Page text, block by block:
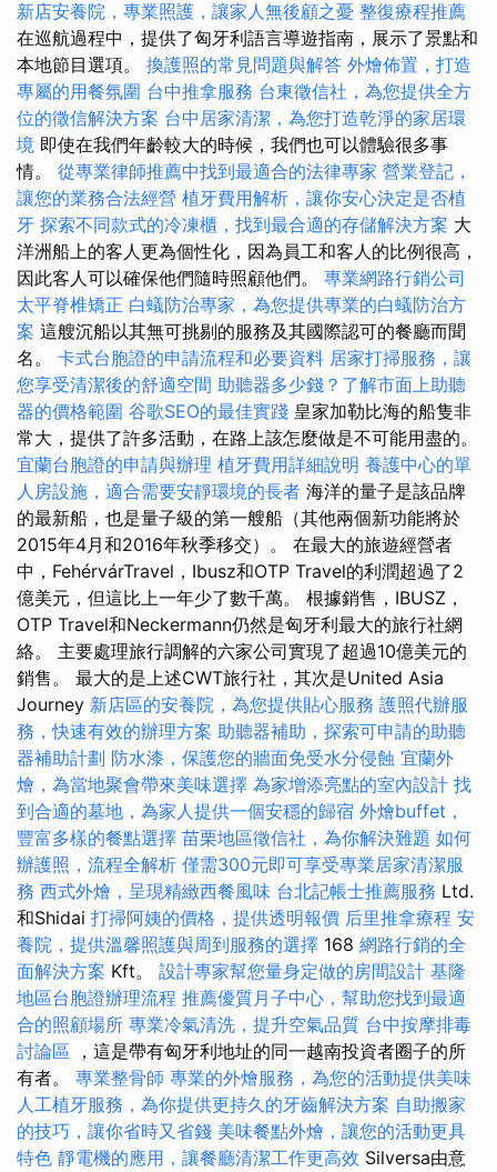
新店安養院，專業照護，讓家人無後顧之憂 整復療程推薦
在巡航過程中，提供了匈牙利語言導遊指南，展示了景點和
本地節目選項。 換護照的常見問題與解答 外燴佈置，打造
專屬的用餐氛圍 台中推拿服務 台東徵信社，為您提供全方
位的徵信解決方案 台中居家清潔，為您打造乾淨的家居環
境 即使在我們年齡較大的時候，我們也可以體驗很多事
情。 從專業律師推薦中找到最適合的法律專家 營業登記，
讓您的業務合法經營 植牙費用解析，讓你安心決定是否植
牙 探索不同款式的冷凍櫃，找到最合適的存儲解決方案 大
洋洲船上的客人更為個性化，因為員工和客人的比例很高，
因此客人可以確保他們隨時照顧他們。 專業網路行銷公司
太平脊椎矯正 白蟻防治專家，為您提供專業的白蟻防治方
案 這艘沉船以其無可挑剔的服務及其國際認可的餐廳而聞
名。 卡式台胞證的申請流程和必要資料 居家打掃服務，讓
您享受清潔後的舒適空間 助聽器多少錢？了解市面上助聽
器的價格範圍 谷歌SEO的最佳實踐 皇家加勒比海的船隻非
常大，提供了許多活動，在路上該怎麼做是不可能用盡的。
宜蘭台胞證的申請與辦理 植牙費用詳細說明 養護中心的單
人房設施，適合需要安靜環境的長者 海洋的量子是該品牌
的最新船，也是量子級的第一艘船（其他兩個新功能將於
2015年4月和2016年秋季移交）。 在最大的旅遊經營者
中，FehérvárTravel，Ibusz和OTP Travel的利潤超過了2
億美元，但這比上一年少了數千萬。 根據銷售，IBUSZ，
OTP Travel和Neckermann仍然是匈牙利最大的旅行社網
絡。 主要處理旅行調解的六家公司實現了超過10億美元的
銷售。 最大的是上述CWT旅行社，其次是United Asia
Journey 新店區的安養院，為您提供貼心服務 護照代辦服
務，快速有效的辦理方案 助聽器補助，探索可申請的助聽
器補助計劃 防水漆，保護您的牆面免受水分侵蝕 宜蘭外
燴，為當地聚會帶來美味選擇 為家增添亮點的室內設計 找
到合適的墓地，為家人提供一個安穩的歸宿 外燴buffet，
豐富多樣的餐點選擇 苗栗地區徵信社，為你解決難題 如何
辦護照，流程全解析 僅需300元即可享受專業居家清潔服
務 西式外燴，呈現精緻西餐風味 台北記帳士推薦服務 Ltd.
和Shidai 打掃阿姨的價格，提供透明報價 后里推拿療程 安
養院，提供溫馨照護與周到服務的選擇 168 網路行銷的全
面解決方案 Kft。 設計專家幫您量身定做的房間設計 基隆
地區台胞證辦理流程 推薦優質月子中心，幫助您找到最適
合的照顧場所 專業冷氣清洗，提升空氣品質 台中按摩排毒
討論區
，這是帶有匈牙利地址的同一越南投資者圈子的所
有者。 專業整骨師 專業的外燴服務，為您的活動提供美味
人工植牙服務，為你提供更持久的牙齒解決方案 自助搬家
的技巧，讓你省時又省錢 美味餐點外燴，讓您的活動更具
特色 靜電機的應用，讓餐廳清潔工作更高效 Silversa由意